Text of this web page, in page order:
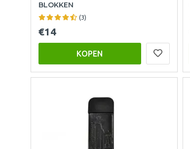
BLOKKEN
(3)
€14
KOPEN